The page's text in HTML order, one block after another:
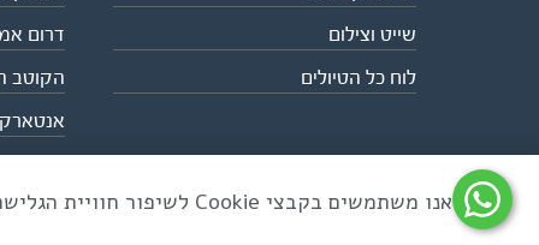
שייט וצילום
לוח כל הטיולים
דרום
הקוטב
כל הזכויות שמורות לאקו טיולי שטח | טלפון 03-6879090 | פקס 03-6879099 |
אנו משתמשים בקבצי Cookie לשיפור חוויית הגלישה ולניתוח שימוש באתר